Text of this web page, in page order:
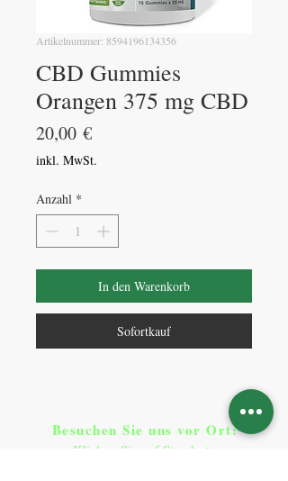
Artikelnummer: 8594196134356
CBD Gummies
Orangen 375 mg CBD
20,00 €Preis
inkl. MwSt.
Anzahl *
In den Warenkorb
Sofortkauf
Besuchen Sie uns vor Ort​:
Klicken Sie auf Standorte